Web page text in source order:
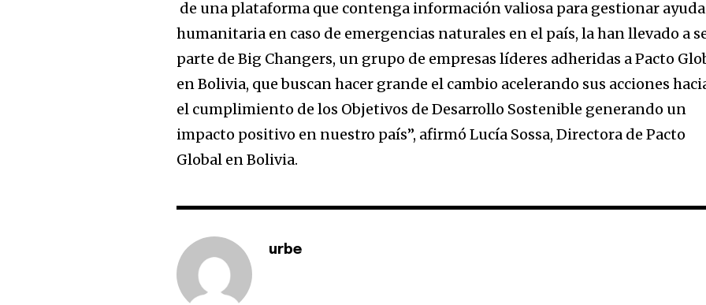
de una plataforma que contenga información valiosa para gestionar ayuda
humanitaria en caso de emergencias naturales en el país, la han llevado a
parte de Big Changers, un grupo de empresas líderes adheridas a Pacto
en Bolivia, que buscan hacer grande el cambio acelerando sus acciones
el cumplimiento de los Objetivos de Desarrollo Sostenible generando un
impacto positivo en nuestro país”, afirmó Lucía Sossa, Directora de Pacto
Global en Bolivia.
urbe